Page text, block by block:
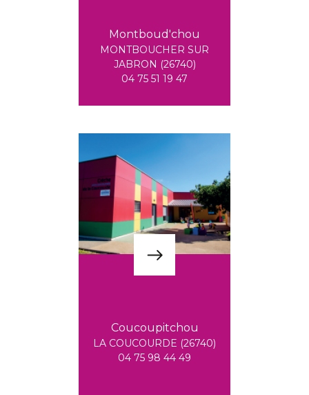
Montboud'chou
MONTBOUCHER SUR
JABRON (26740)
04 75 51 19 47
Coucoupitchou
LA COUCOURDE (26740)
04 75 98 44 49